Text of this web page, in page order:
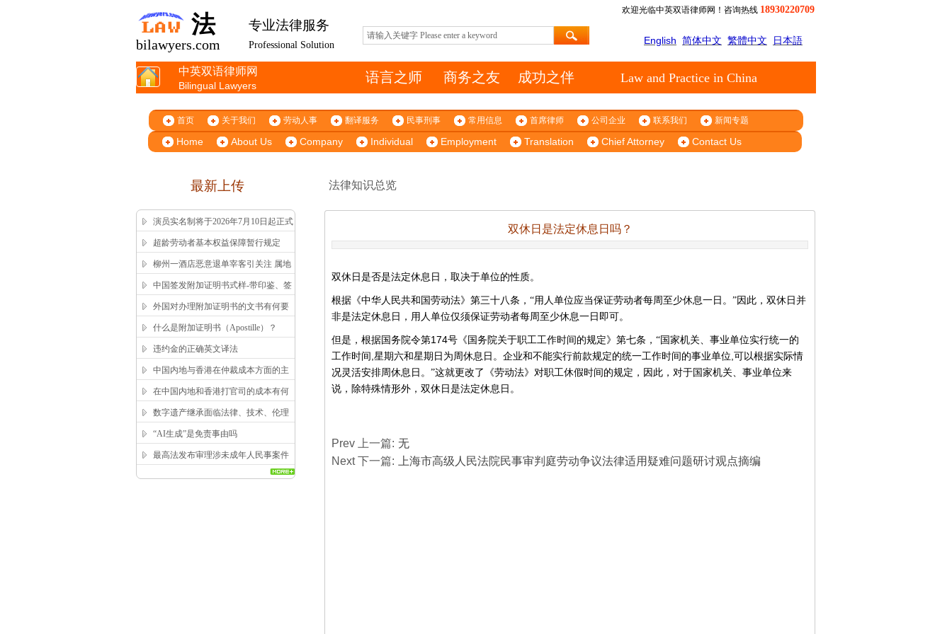
欢迎光临中英双语律师网！咨询热线 18930220709
法 专业法律服务
Professional Solution English 简体中文 繁體中文 日本語
bilawyers.com
中英双语律师网
Bilingual Lawyers
语言之师 商务之友 成功之伴 Law and Practice in China
首页 关于我们 劳动人事 翻译服务 民事刑事 常用信息 首席律师 公司企业 联系我们 新闻专题
Home About Us Company Individual Employment Translation Chief Attorney Contact Us
最新上传 法律知识总览
演员实名制将于2026年7月10日起正式
施行
超龄劳动者基本权益保障暂行规定
柳州一酒店恶意退单宰客引关注 属地
市监局高效回应获舆论认可
中国签发附加证明书式样-带印鉴、签
字版本 China Apostille Sample
外国对办理附加证明书的文书有何要
求？
什么是附加证明书（Apostille）？
违约金的正确英文译法
中国内地与香港在仲裁成本方面的主
要区别
在中国内地和香港打官司的成本有何
区别？
数字遗产继承面临法律、技术、伦理
三重困局，该如何突破？
“AI生成”是免责事由吗
最高法发布审理涉未成年人民事案件
双休日是法定休息日吗？
双休日是否是法定休息日，取决于单位的性质。
根据《中华人民共和国劳动法》第三十八条，“用人单位应当保证劳动者每周至少休息一日。”因此，双休日并
非是法定休息日，用人单位仅须保证劳动者每周至少休息一日即可。
但是，根据国务院令第174号《国务院关于职工工作时间的规定》第七条，“国家机关、事业单位实行统一的
工作时间 星期六和星期日为周休息日。企业和不能实行前款规定的统一工作时间的事业单位 可以根据实际情
况灵活安排周休息日。”这就更改了《劳动法》对职工休假时间的规定，因此，对于国家机关、事业单位来
说，除特殊情形外，双休日是法定休息日。
Prev 上一篇: 无
Next 下一篇:
上海市高级人民法院民事审判庭劳动争议法律适用疑难问题研讨观点摘编